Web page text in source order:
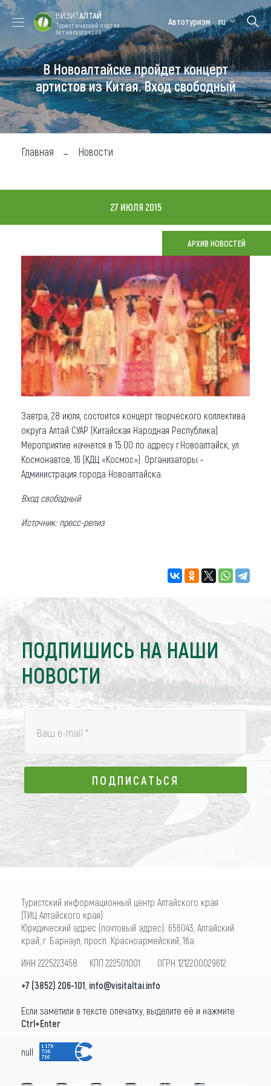
Форум VISIT
ALTAI
Цветение
маральника
Медицинский
форум
Алтайская
зимовка
Туры
Где побывать
Чем заняться
Где остановиться
Новости
Что привезти (сувениры)
О регионе
Коллекция впечатлений
Другие рубрики
ВИЗИТАЛТАЙ
Туристический портал
Алтайского края
Автотуризм ru
В Новоалтайске пройдет концерт
артистов из Китая. Вход свободный
Главная Новости
27 ИЮЛЯ 2015
АРХИВ НОВОСТЕЙ
Завтра, 28 июля, состоится концерт творческого коллектива
округа Алтай СУАР (Китайская Народная Республика).
Мероприятие начнется в 15:00 по адресу г.Новоалтайск, ул.
Космонавтов, 16 (КДЦ «Космос»). Организаторы -
Администрация города Новоалтайска.
Вход свободный
Источник: пресс-релиз
ПОДПИШИСЬ НА НАШИ
НОВОСТИ
Ваш e-mail *
ПОДПИСАТЬСЯ
ПОДПИСАТЬСЯ
Туристский информационный центр Алтайского края
(ТИЦ Алтайского края)
Юридический адрес (почтовый адрес): 656043, Алтайский
край, г. Барнаул, просп. Красноармейский, 16а
ИНН 2225223458 КПП 222501001 ОГРН 1212200029612
+7 (3852) 206-101 info@visitaltai.info
Если заметили в тексте опечатку, выделите её и нажмите
Ctrl+Enter
null